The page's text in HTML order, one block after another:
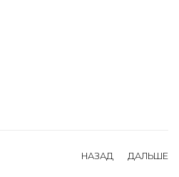
НАЗАД ДАЛЬШЕ